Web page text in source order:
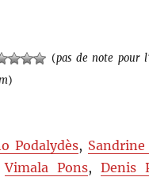
(pas de note pour
)
Podalydès,
Vimala Pons, Denis